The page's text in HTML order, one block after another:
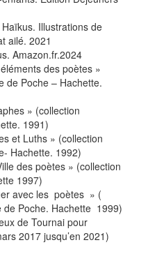
Haïkus. Illustrations de
ailé. 2021
Amazon.fr.2024
des poètes »
de Poche – Hachette.
» (collection
1991)
et Luths » (collection
Hachette. 1992)
des poètes » (collection
1997)
avec les poètes » (
de Poche. Hachette 1999)
de Tournai pour
2017 jusqu’en 2021)